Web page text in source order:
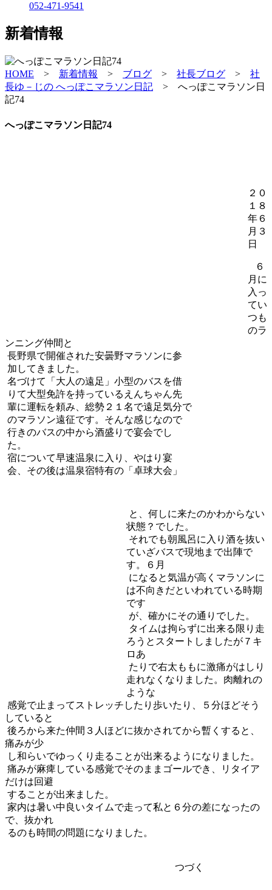
052-471-9541
新着情報
HOME > 新着情報 > ブログ > 社長ブログ > 社
長ゆ－じの へっぽこマラソン日記 > へっぽこマラソン日
記74
へっぽこマラソン日記74
２０
１８
年６
月３
日
６
月に
入っ
てい
つも
のラ
ンニング仲間と
長野県で開催された安曇野マラソンに参
加してきました。
名づけて「大人の遠足」小型のバスを借
りて大型免許を持っているえんちゃん先
輩に運転を頼み、総勢２１名で遠足気分で
のマラソン遠征です。そんな感じなので
行きのバスの中から酒盛りで宴会でし
た。
宿について早速温泉に入り、やはり宴
会、その後は温泉宿特有の「卓球大会」
と、何しに来たのかわからない
状態？でした。
それでも朝風呂に入り酒を抜い
ていざバスで現地まで出陣で
す。６月
になると気温が高くマラソンに
は不向きだといわれている時期
です
が、確かにその通りでした。
タイムは拘らずに出来る限り走
ろうとスタートしましたが７キ
ロあ
たりで右太ももに激痛がはしり
走れなくなりました。肉離れの
ような
感覚で止まってストレッチしたり歩いたり、５分ほどそう
していると
後ろから来た仲間３人ほどに抜かされてから暫くすると、
痛みが少
し和らいでゆっくり走ることが出来るようになりました。
痛みが麻痺している感覚でそのままゴールでき、リタイア
だけは回避
することが出来ました。
家内は暑い中良いタイムで走って私と６分の差になったの
で、抜かれ
るのも時間の問題になりました。
つづく